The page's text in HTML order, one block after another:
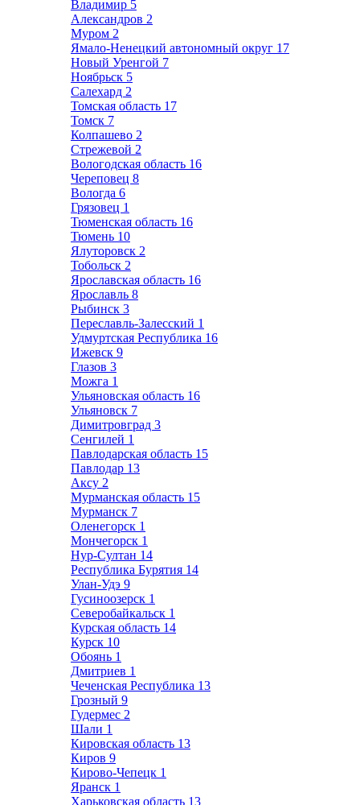
Владимир 5
Александров 2
Муром 2
Ямало-Ненецкий автономный округ 17
Новый Уренгой 7
Ноябрьск 5
Салехард 2
Томская область 17
Томск 7
Колпашево 2
Стрежевой 2
Вологодская область 16
Череповец 8
Вологда 6
Грязовец 1
Тюменская область 16
Тюмень 10
Ялуторовск 2
Тобольск 2
Ярославская область 16
Ярославль 8
Рыбинск 3
Переславль-Залесский 1
Удмуртская Республика 16
Ижевск 9
Глазов 3
Можга 1
Ульяновская область 16
Ульяновск 7
Димитровград 3
Сенгилей 1
Павлодарская область 15
Павлодар 13
Аксу 2
Мурманская область 15
Мурманск 7
Оленегорск 1
Мончегорск 1
Нур-Султан 14
Республика Бурятия 14
Улан-Удэ 9
Гусиноозерск 1
Северобайкальск 1
Курская область 14
Курск 10
Обоянь 1
Дмитриев 1
Чеченская Республика 13
Грозный 9
Гудермес 2
Шали 1
Кировская область 13
Киров 9
Кирово-Чепецк 1
Яранск 1
Харьковская область 13